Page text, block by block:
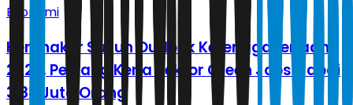
Ekonomi
Kemnaker Susun Outlook Ketenagakerjaan
2026, Peluang Kerja Sektor Green Jobs Capai
3,88 Juta Orang